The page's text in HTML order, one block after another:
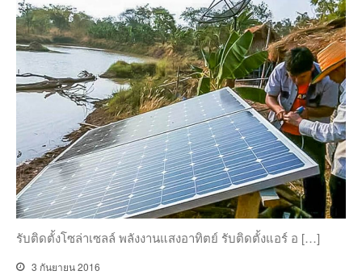
รับติดตั้งโซล่าเซลล์ พลังงานแสงอาทิตย์ รับติดตั้งแอร์ อ […]
3 กันยายน 2016